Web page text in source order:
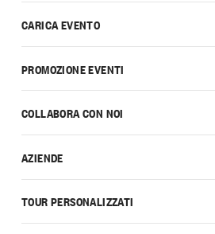
CARICA EVENTO
PROMOZIONE EVENTI
COLLABORA CON NOI
AZIENDE
TOUR PERSONALIZZATI